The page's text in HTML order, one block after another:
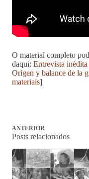
O material completo
daqui: Entrevista
Origen y balance de la
materiais]
ANTERIOR
Posts relacionados